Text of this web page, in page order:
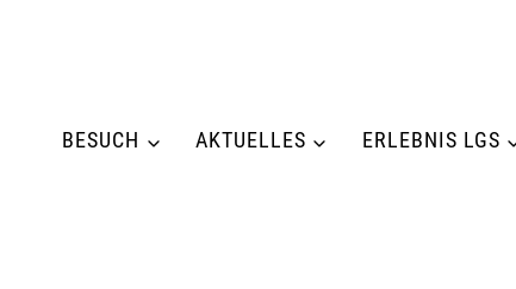
BESUCH AKTUELLES ERLEBNIS LGS